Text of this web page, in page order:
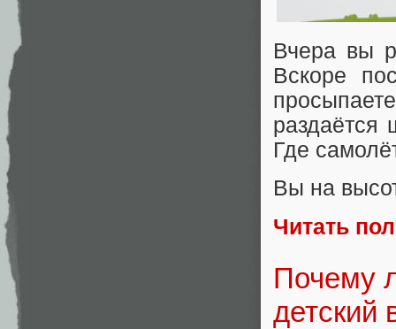
Вчера вы
Вскоре
Где
Вы на
Читать
Почему
детский